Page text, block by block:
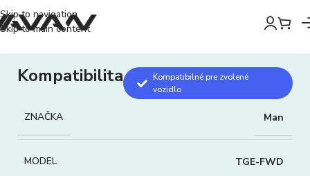
Skip to navigation
Skip to main content
Kompatibilita
Kompatibilné pre zvolené
vozidlo
ZNAČKA Man
MODEL TGE-FWD